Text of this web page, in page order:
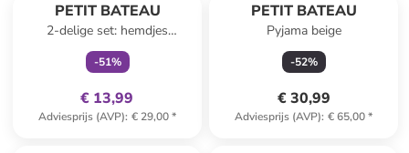
PETIT BATEAU
2-delige set: hemdjes
wit/lichtroze
-51%
€ 13,99
Adviesprijs (AVP): € 29,00*
PETIT BATEAU
Pyjama beige
-52%
€ 30,99
Adviesprijs (AVP): € 65,00*